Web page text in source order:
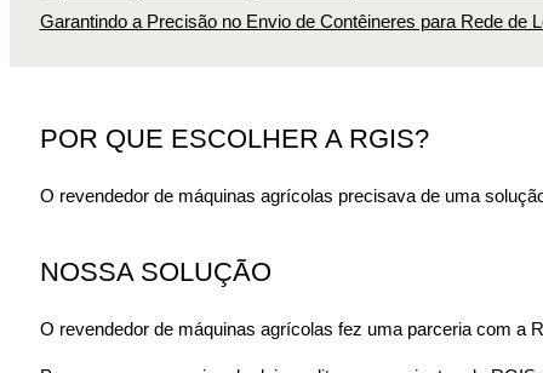
Garantindo a Precisão no Envio de Contêineres para Rede de
POR QUE ESCOLHER A RGIS?
O revendedor de máquinas agrícolas precisava de uma
NOSSA SOLUÇÃO
O revendedor de máquinas agrícolas fez uma parceria com a